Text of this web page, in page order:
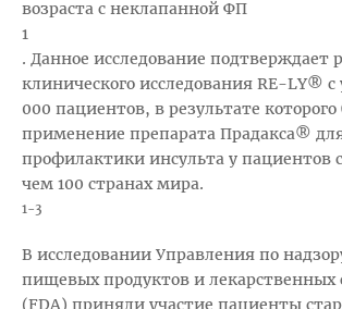
возраста с неклапанной ФП
1
. Данное исследование подтверждает
клинического исследования RE-LY® с
000 пациентов, в результате
применение препарата Прадакса®
профилактики инсульта у пациентов
чем 100 странах мира.
1-3
В исследовании Управления по
пищевых продуктов и лекарственных